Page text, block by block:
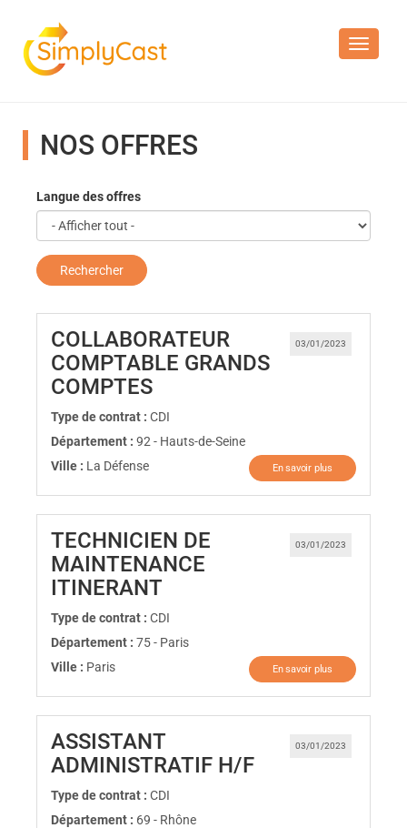
Toggle
NOS OFFRES
Langue des offres
Rechercher
03/01/2023
COLLABORATEUR
COMPTABLE GRANDS
COMPTES(Nouvelle fenêtre)
Type de contrat : CDI
Département : 92 - Hauts-de-Seine
Ville : La Défense En savoir plus
03/01/2023
TECHNICIEN DE
MAINTENANCE
ITINERANT
Type de contrat : CDI
Département : 75 - Paris
Ville : Paris En savoir plus
03/01/2023
ASSISTANT
ADMINISTRATIF H/F(Nouvelle
Type de contrat : CDI
Département : 69 - Rhône